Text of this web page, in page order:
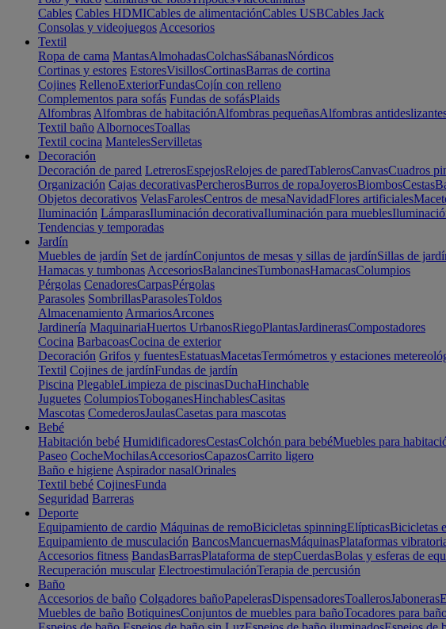
Cables Cables HDMICables de alimentaciónCables USBCables Jack
Consolas y videojuegos Accesorios
Textil
Ropa de cama MantasAlmohadasColchasSábanasNórdicos
Cortinas y estores EstoresVisillosCortinasBarras de cortina
Cojines RellenoExteriorFundasCojín con relleno
Complementos para sofás Fundas de sofásPlaids
Alfombras Alfombras de habitaciónAlfombras pequeñasAlfombras
Textil baño AlbornocesToallas
Textil cocina MantelesServilletas
Decoración
Decoración de pared LetrerosEspejosRelojes de paredTablerosCanvasCuadros
Organización Cajas decorativasPercherosBurros de ropaJoyerosBiombosCestas
Objetos decorativos VelasFarolesCentros de mesaNavidadFlores artificiales
Iluminación LámparasIluminación decorativaIluminación para muebles
Tendencias y temporadas
Jardín
Muebles de jardín Set de jardínConjuntos de mesas y sillas de jardínSillas de
Hamacas y tumbonas AccesoriosBalancinesTumbonasHamacasColumpios
Pérgolas CenadoresCarpasPérgolas
Parasoles SombrillasParasolesToldos
Almacenamiento ArmariosArcones
Jardinería MaquinariaHuertos UrbanosRiegoPlantasJardinerasCompostadores
Cocina BarbacoasCocina de exterior
Decoración Grifos y fuentesEstatuasMacetasTermómetros y estaciones
Textil Cojines de jardínFundas de jardín
Piscina PlegableLimpieza de piscinasDuchaHinchable
Juguetes ColumpiosToboganesHinchablesCasitas
Mascotas ComederosJaulasCasetas para mascotas
Bebé
Habitación bebé HumidificadoresCestasColchón para bebéMuebles para
Paseo CocheMochilasAccesoriosCapazosCarrito ligero
Baño e higiene Aspirador nasalOrinales
Textil bebé CojinesFunda
Seguridad Barreras
Deporte
Equipamiento de cardio Máquinas de remoBicicletas spinningElípticasBicicletas
Equipamiento de musculación BancosMancuernasMáquinasPlataformas
Accesorios fitness BandasBarrasPlataforma de stepCuerdasBolas y esferas de
Recuperación muscular ElectroestimulaciónTerapia de percusión
Baño
Accesorios de baño Colgadores bañoPapelerasDispensadoresToallerosJaboneras
Muebles de baño BotiquinesConjuntos de muebles para bañoTocadores para